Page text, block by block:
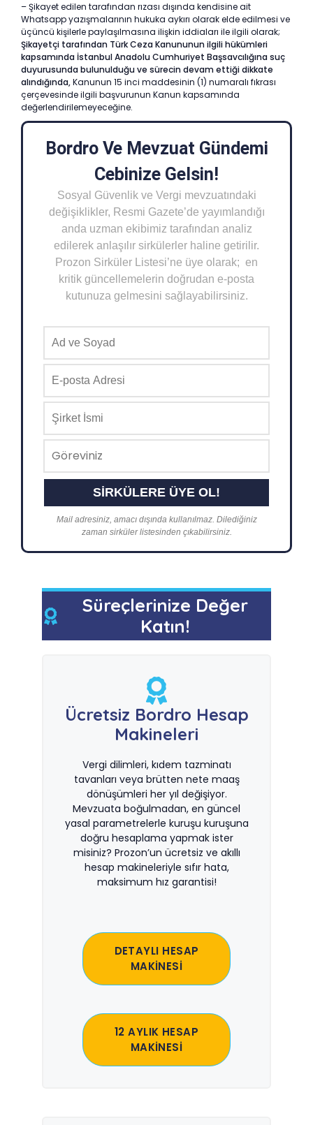
– Şikayet edilen tarafından rızası dışında kendisine ait
Whatsapp yazışmalarının hukuka aykırı olarak elde edilmesi ve
üçüncü kişilerle paylaşılmasına ilişkin iddiaları ile ilgili olarak;
Şikayetçi tarafından Türk Ceza Kanununun ilgili hükümleri
kapsamında İstanbul Anadolu Cumhuriyet Başsavcılığına suç
duyurusunda bulunulduğu ve sürecin devam ettiği dikkate
alındığında,Kanunun 15 inci maddesinin (1) numaralı fıkrası
çerçevesinde ilgili başvurunun Kanun kapsamında
değerlendirilemeyeceğine.
Bordro Ve Mevzuat Gündemi
Cebinize Gelsin!
Sosyal Güvenlik ve Vergi mevzuatındaki
değişiklikler, Resmi Gazete’de yayımlandığı
anda uzman ekibimiz tarafından analiz
edilerek anlaşılır sirkülerler haline getirilir.
Prozon Sirküler Listesi’ne üye olarak; en
kritik güncellemelerin doğrudan e-posta
kutunuza gelmesini sağlayabilirsiniz.
Mail adresiniz, amacı dışında kullanılmaz. Dilediğiniz
zaman sirküler listesinden çıkabilirsiniz.
Süreçlerinize Değer
Katın!
Ücretsiz Bordro Hesap
Makineleri
Vergi dilimleri, kıdem tazminatı
tavanları veya brütten nete maaş
dönüşümleri her yıl değişiyor.
Mevzuata boğulmadan, en güncel
yasal parametrelerle kuruşu kuruşuna
doğru hesaplama yapmak ister
misiniz? Prozon’un ücretsiz ve akıllı
hesap makineleriyle sıfır hata,
maksimum hız garantisi!
DETAYLI HESAP
MAKİNESİ
12 AYLIK HESAP
MAKİNESİ